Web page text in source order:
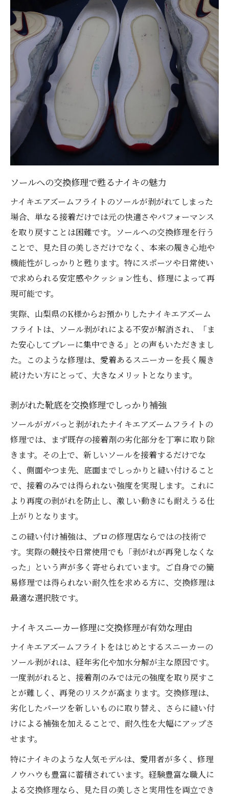
強度を高めるソール縫い付けの極意
ソールへの交換修理と縫い付けで強度向上
側面やつま先も交換修理でしっかり補強
底の縫い付けが剥がれ防止に有効な理由
交換修理で長持ちするナイキに仕上げる方
法
ソール縫い付けと交換修理の組み合わせ技
靴底が外れた時の正しい対処法を解説
ソールへの交換修理が最適な応急処置法
剥がれた靴底に接着だけで終わらせない理
由
交換修理で再発防止を実現するコツ
自宅での対処と交換修理の比較ポイント
ソール剥がれ時に交換修理を選ぶメリット
自分で試すソール交換修理の手順と注意点
自分でできるソールへの交換修理の流れ
交換修理前に確認したい剥がれの状態
ソールを交換修理する際の縫い付けポイン
ト
DIY交換修理で注意すべき仕上がりの差
安心して履ける靴へと導く修理の秘訣
プロの交換修理がもたらす高い耐久性
修理後も長持ちするソールへの交換修理の
秘訣
ナイキを快適に履くための交換修理活用術
安全に履き続けるための交換修理とは
ソールへの交換修理で甦るナイキの魅力
ナイキエアズームフライトのソールが剥がれてしまった
場合、単なる接着だけでは元の快適さやパフォーマンス
を取り戻すことは困難です。ソールへの交換修理を行う
ことで、見た目の美しさだけでなく、本来の履き心地や
機能性がしっかりと甦ります。特にスポーツや日常使い
で求められる安定感やクッション性も、修理によって再
現可能です。
実際、山梨県のK様からお預かりしたナイキエアズーム
フライトは、ソール剥がれによる不安が解消され、「ま
た安心してプレーに集中できる」との声もいただきまし
た。このような修理は、愛着あるスニーカーを長く履き
続けたい方にとって、大きなメリットとなります。
剥がれた靴底を交換修理でしっかり補強
ソールがガバっと剥がれたナイキエアズームフライトの
修理では、まず既存の接着剤の劣化部分を丁寧に取り除
きます。その上で、新しいソールを接着するだけでな
く、側面やつま先、底面までしっかりと縫い付けること
で、接着のみでは得られない強度を実現します。これに
より再度の剥がれを防止し、激しい動きにも耐えうる仕
上がりとなります。
この縫い付け補強は、プロの修理店ならではの技術で
す。実際の競技や日常使用でも「剥がれが再発しなくな
った」という声が多く寄せられています。ご自身での簡
易修理では得られない耐久性を求める方に、交換修理は
最適な選択肢です。
ナイキスニーカー修理に交換修理が有効な理由
ナイキエアズームフライトをはじめとするスニーカーの
ソール剥がれは、経年劣化や加水分解が主な原因です。
一度剥がれると、接着剤のみでは元の強度を取り戻すこ
とが難しく、再発のリスクが高まります。交換修理は、
劣化したパーツを新しいものに取り替え、さらに縫い付
けによる補強を加えることで、耐久性を大幅にアップさ
せます。
特にナイキのような人気モデルは、愛用者が多く、修理
ノウハウも豊富に蓄積されています。経験豊富な職人に
よる交換修理なら、見た目の美しさと実用性を両立でき